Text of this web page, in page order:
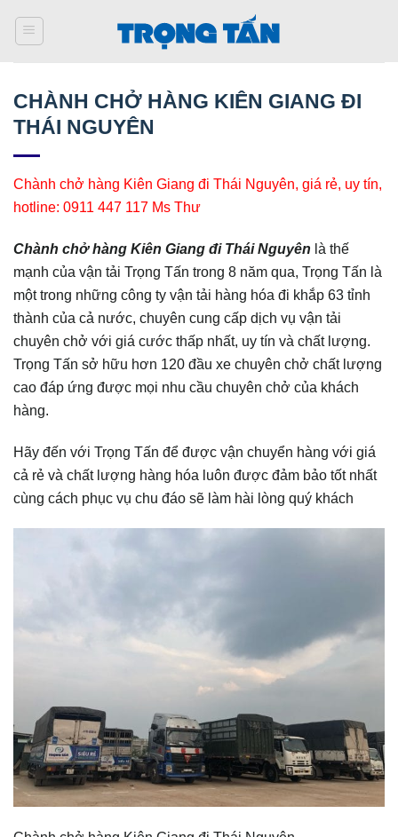
qua
CHÀNH CHỞ HÀNG KIÊN GIANG ĐI
THÁI NGUYÊN
Chành chở hàng Kiên Giang đi Thái Nguyên, giá rẻ, uy tín,
hotline: 0911 447 117 Ms Thư
Chành chở hàng Kiên Giang đi Thái Nguyên là thế
mạnh của vận tải Trọng Tấn trong 8 năm qua, Trọng Tấn là
một trong những công ty vận tải hàng hóa đi khắp 63 tỉnh
thành của cả nước, chuyên cung cấp dịch vụ vận tải
chuyên chở với giá cước thấp nhất, uy tín và chất lượng.
Trọng Tấn sở hữu hơn 120 đầu xe chuyên chở chất lượng
cao đáp ứng được mọi nhu cầu chuyên chở của khách
hàng.
Hãy đến với Trọng Tấn để được vận chuyển hàng với giá
cả rẻ và chất lượng hàng hóa luôn được đảm bảo tốt nhất
cùng cách phục vụ chu đáo sẽ làm hài lòng quý khách